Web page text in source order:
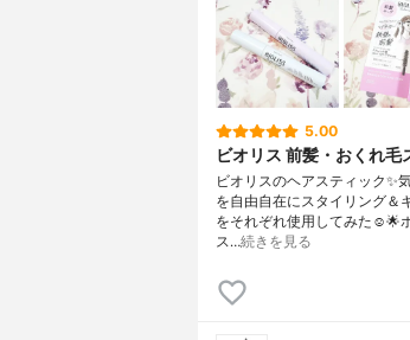
5.00
ビオリス 前髪・おくれ毛
ビオリスのヘアスティック✨
を自由自在にスタイリング＆
をそれぞれ使用してみた☺🌟
ス…続きを見る